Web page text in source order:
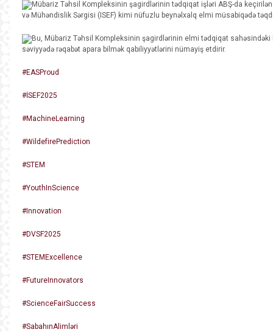
Mübariz Təhsil Kompleksinin şagirdlərinin tədqiqat işləri ABŞ-da
və Mühəndislik Sərgisi (ISEF) kimi nüfuzlu beynəlxalq elmi müsabiqədə
Bu, Mübariz Təhsil Kompleksinin şagirdlərinin elmi tədqiqat sahəsindəki
səviyyədə rəqabət apara bilmək qabiliyyətlərini nümayiş etdirir.
#EASProud
#İSEF2025
#MachineLearning
#WildefirePrediction
#STEM
#YouthInScience
#Innovation
#DVSF2025
#STEMExcellence
#FutureInnovators
#ScienceFairSuccess
#SabahınAlimləri